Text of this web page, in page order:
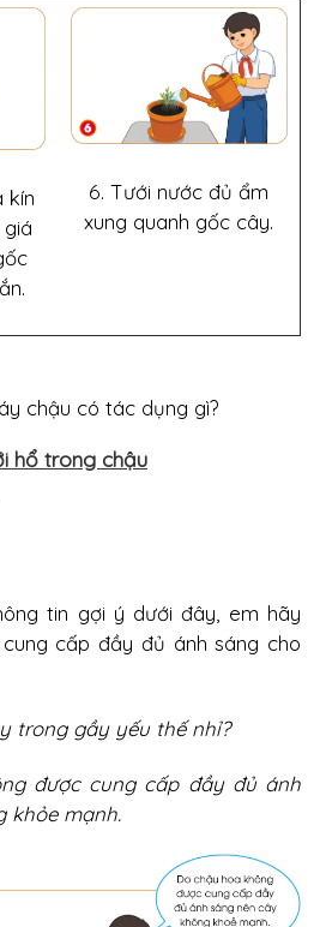
kín
6. Tưới nước đủ ẩm
xung quanh gốc cây.
chậu có tác dụng gì?
hổ trong chậu
tin gợi ý dưới đây, em hãy
cấp đầy đủ ánh sáng cho
trong gầy yếu thế nhỉ?
được cung cấp đầy đủ ánh
khỏe mạnh.